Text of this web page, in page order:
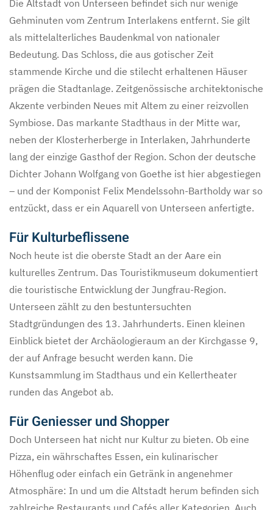
Die Altstadt von Unterseen befindet sich nur wenige
Gehminuten vom Zentrum Interlakens entfernt. Sie gilt
als mittelalterliches Baudenkmal von nationaler
Bedeutung. Das Schloss, die aus gotischer Zeit
stammende Kirche und die stilecht erhaltenen Häuser
prägen die Stadtanlage. Zeitgenössische architektonische
Akzente verbinden Neues mit Altem zu einer reizvollen
Symbiose. Das markante Stadthaus in der Mitte war,
neben der Klosterherberge in Interlaken, Jahrhunderte
lang der einzige Gasthof der Region. Schon der deutsche
Dichter Johann Wolfgang von Goethe ist hier abgestiegen
– und der Komponist Felix Mendelssohn-Bartholdy war so
entzückt, dass er ein Aquarell von Unterseen anfertigte.
Für Kulturbeflissene
Noch heute ist die oberste Stadt an der Aare ein
kulturelles Zentrum. Das Touristikmuseum dokumentiert
die touristische Entwicklung der Jungfrau-Region.
Unterseen zählt zu den bestuntersuchten
Stadtgründungen des 13. Jahrhunderts. Einen kleinen
Einblick bietet der Archäologieraum an der Kirchgasse 9,
der auf Anfrage besucht werden kann. Die
Kunstsammlung im Stadthaus und ein Kellertheater
runden das Angebot ab.
Für Geniesser und Shopper
Doch Unterseen hat nicht nur Kultur zu bieten. Ob eine
Pizza, ein währschaftes Essen, ein kulinarischer
Höhenflug oder einfach ein Getränk in angenehmer
Atmosphäre: In und um die Altstadt herum befinden sich